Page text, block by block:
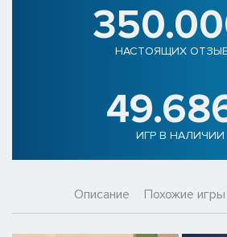
НАСТОЯЩИХ
ИГР В НАЛИЧИИ
Описание Похожие игры